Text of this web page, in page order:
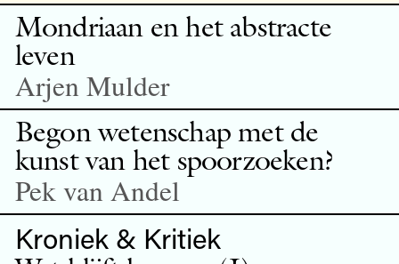
Mondriaan en het abstracte
leven
Arjen Mulder
Begon wetenschap met de
kunst van het spoorzoeken?
Pek van Andel
Kroniek & Kritiek